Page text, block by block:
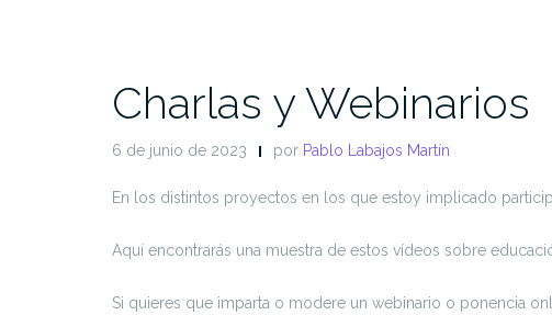
Charlas y Webinarios
6 de junio de 2023 por Pablo Labajos Martín
En los distintos proyectos en los que estoy implicado
Aquí encontrarás una muestra de estos vídeos sobre
Si quieres que imparta o modere un webinario o ponencia